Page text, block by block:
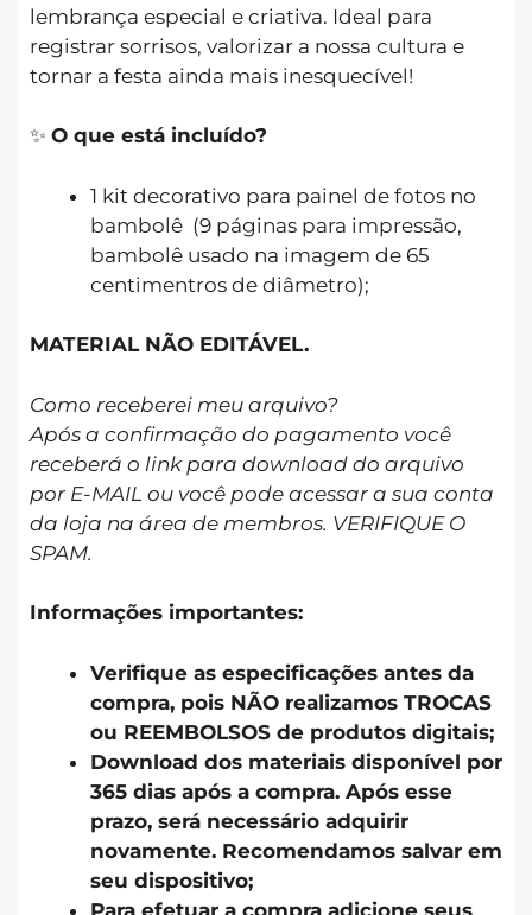
lembrança especial e criativa. Ideal para
registrar sorrisos, valorizar a nossa cultura e
tornar a festa ainda mais inesquecível!
✨ O que está incluído?
1 kit decorativo para painel de fotos no
bambolê (9 páginas para impressão,
bambolê usado na imagem de 65
centimentros de diâmetro);
MATERIAL NÃO EDITÁVEL.
Como receberei meu arquivo?
Após a confirmação do pagamento você
receberá o link para download do arquivo
por E-MAIL ou você pode acessar a sua conta
da loja na área de membros. VERIFIQUE O
SPAM.
Informações importantes:
Verifique as especificações antes da
compra, pois NÃO realizamos TROCAS
ou REEMBOLSOS de produtos digitais;
Download dos materiais disponível por
365 dias após a compra. Após esse
prazo, será necessário adquirir
novamente. Recomendamos salvar em
seu dispositivo;
Para efetuar a compra adicione seus